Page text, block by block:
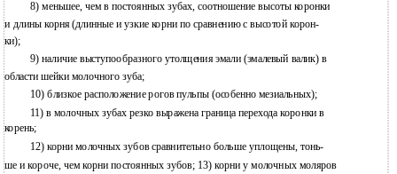
8) меньшее, чем в постоянных зубах, соотношение высоты коронки
и длины корня (длинные и узкие корни по сравнению с высотой корон-
ки);
9) наличие выступообразного утолщения эмали (эмалевый валик) в
области шейки молочного зуба;
10) близкое расположение рогов пульпы (особенно мезиальных);
11) в молочных зубах резко выражена граница перехода коронки в
корень;
12) корни молочных зубов сравнительно больше уплощены, тонь-
ше и короче, чем корни постоянных зубов; 13) корни у молочных моляров